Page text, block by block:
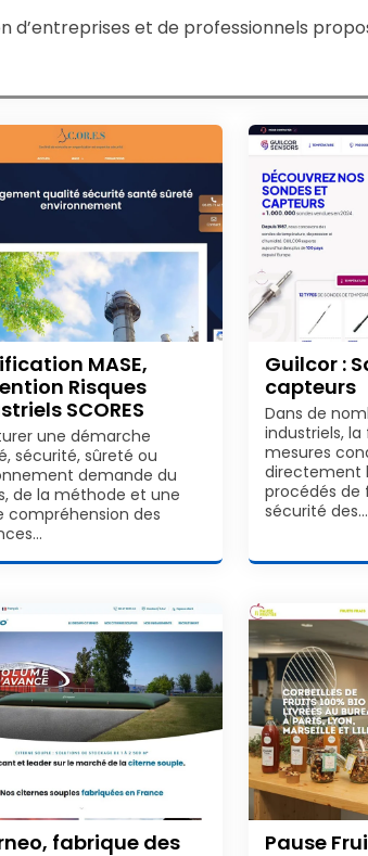
et de professionnels
MASE,
Risques
SCORES
une démarche
sécurité, sûreté ou
demande du
de la méthode et une
compréhension des
Guilcor :
capteurs
Dans de
industriels,
mesures
directement
procédés de
sécurité des…
fabrique des
Pause